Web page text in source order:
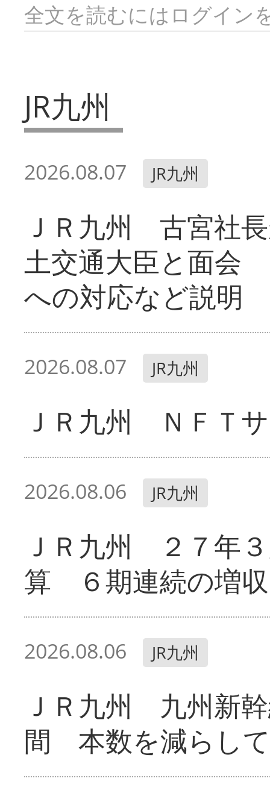
全文を読むにはログイン
JR九州
2026.08.07 JR九州
ＪＲ九州 古宮社
土交通大臣と面会
への対応など説明
2026.08.07 JR九州
ＪＲ九州 ＮＦＴ
2026.08.06 JR九州
ＪＲ九州 ２７年
算 ６期連続の増収
2026.08.06 JR九州
ＪＲ九州 九州新
間 本数を減らし